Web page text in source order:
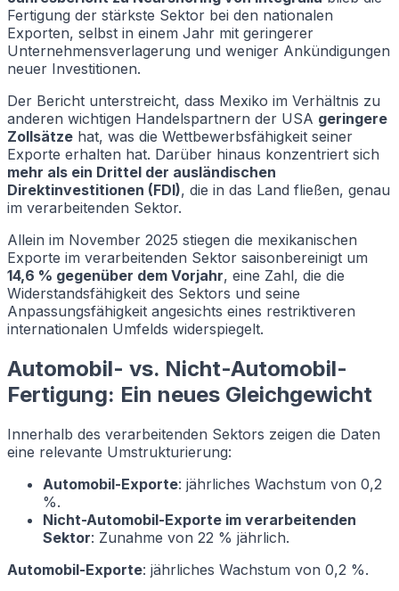
Fertigung der stärkste Sektor bei den nationalen
Exporten, selbst in einem Jahr mit geringerer
Unternehmensverlagerung und weniger Ankündigungen
neuer Investitionen.
Der Bericht unterstreicht, dass Mexiko im Verhältnis zu
anderen wichtigen Handelspartnern der USA geringere
Zollsätze hat, was die Wettbewerbsfähigkeit seiner
Exporte erhalten hat. Darüber hinaus konzentriert sich
mehr als ein Drittel der ausländischen
Direktinvestitionen (FDI), die in das Land fließen, genau
im verarbeitenden Sektor.
Allein im November 2025 stiegen die mexikanischen
Exporte im verarbeitenden Sektor saisonbereinigt um
14,6 % gegenüber dem Vorjahr, eine Zahl, die die
Widerstandsfähigkeit des Sektors und seine
Anpassungsfähigkeit angesichts eines restriktiveren
internationalen Umfelds widerspiegelt.
Automobil- vs. Nicht-Automobil-
Fertigung: Ein neues Gleichgewicht
Innerhalb des verarbeitenden Sektors zeigen die Daten
eine relevante Umstrukturierung:
Automobil-Exporte: jährliches Wachstum von 0,2
%.
Nicht-Automobil-Exporte im verarbeitenden
Sektor: Zunahme von 22 % jährlich.
Automobil-Exporte: jährliches Wachstum von 0,2 %.